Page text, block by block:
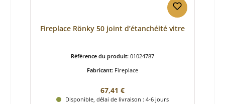
Fireplace Rönky 50 joint d’étanchéité vitre
Référence du produit: 01024787
Fabricant: Fireplace
Prix régulier :
67,41 €
Disponible, délai de livraison : 4-6 jours